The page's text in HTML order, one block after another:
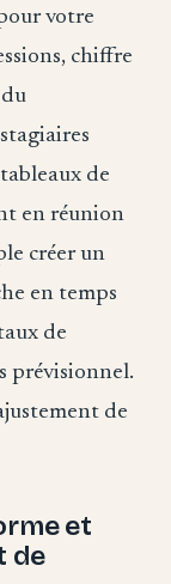
votre
chiffre
de
en réunion
créer un
en temps
de
prévisionnel.
de
et
de